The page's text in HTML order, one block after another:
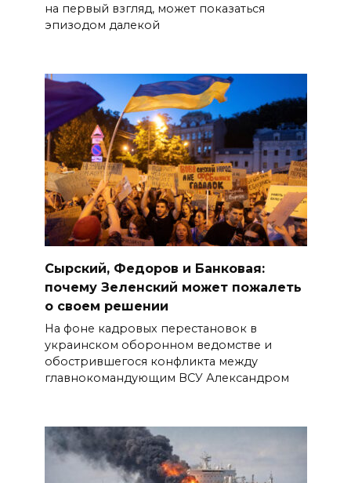
на первый взгляд, может показаться
эпизодом далекой
Сырский, Федоров и Банковая:
почему Зеленский может пожалеть
о своем решении
На фоне кадровых перестановок в
украинском оборонном ведомстве и
обострившегося конфликта между
главнокомандующим ВСУ Александром